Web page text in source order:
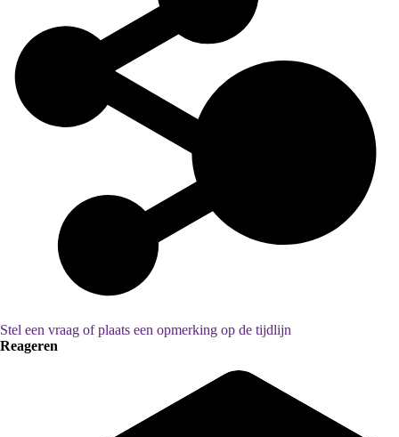
Stel een vraag of plaats een opmerking op de tijdlijn
Reageren